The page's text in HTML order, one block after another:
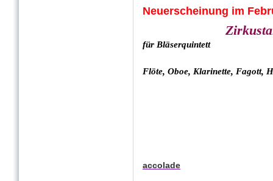
Neuerscheinung im
für Bläserquintett
Flöte, Oboe, Klarinette, Fagott,
accolade